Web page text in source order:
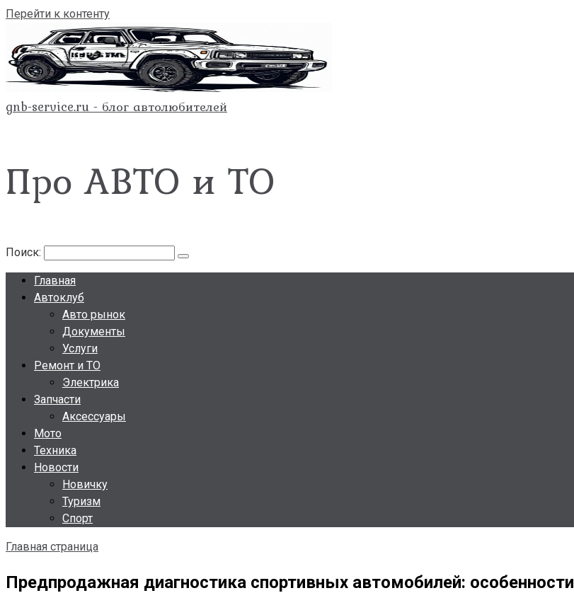
Перейти к контенту
gnb-service.ru - блог автолюбителей
Про АВТО и ТО
Поиск:
Главная
Автоклуб
Авто рынок
Документы
Услуги
Ремонт и ТО
Электрика
Запчасти
Аксессуары
Мото
Техника
Новости
Новичку
Туризм
Спорт
Главная страница
Предпродажная диагностика спортивных автомобилей: особенности